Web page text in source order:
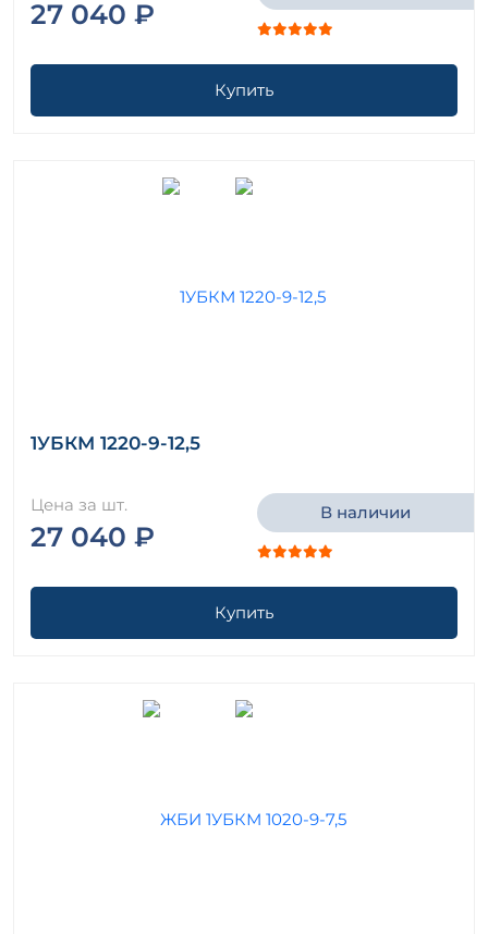
27 040 ₽
Купить
1УБКМ 1220-9-12,5
Цена за шт.
27 040 ₽
В наличии
Купить